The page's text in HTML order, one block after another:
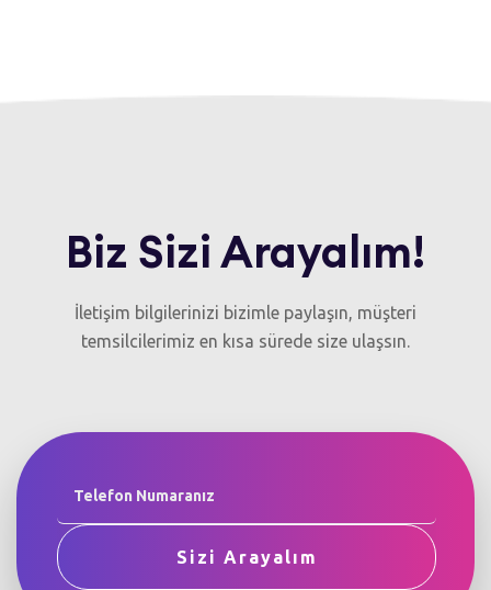
Biz Sizi Arayalım!
İletişim bilgilerinizi bizimle paylaşın, müşteri
temsilcilerimiz en kısa sürede size ulaşsın.